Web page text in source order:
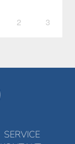
2 3
SERVICE